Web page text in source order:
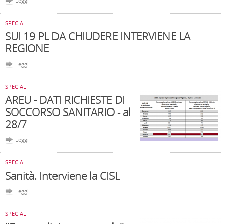
SPECIALI
SUI 19 PL DA CHIUDERE INTERVIENE LA
REGIONE
Leggi
SPECIALI
AREU - DATI RICHIESTE DI
SOCCORSO SANITARIO - al
28/7
Leggi
SPECIALI
Sanità. Interviene la CISL
Leggi
SPECIALI